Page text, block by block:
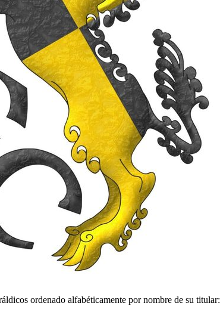
ordenado alfabéticamente por nombre de su titular: